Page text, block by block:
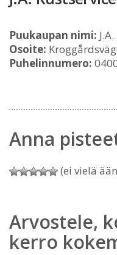
Puukaupan nimi:
Osoite:
Puhelinnumero:
Anna
(ei vielä
Arvostele,
kerro